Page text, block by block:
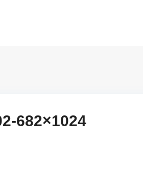
682×1024